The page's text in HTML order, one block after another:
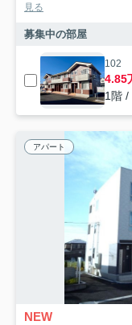
見る
募集中の部屋
102
4.85
1階 /
アパート
NEW